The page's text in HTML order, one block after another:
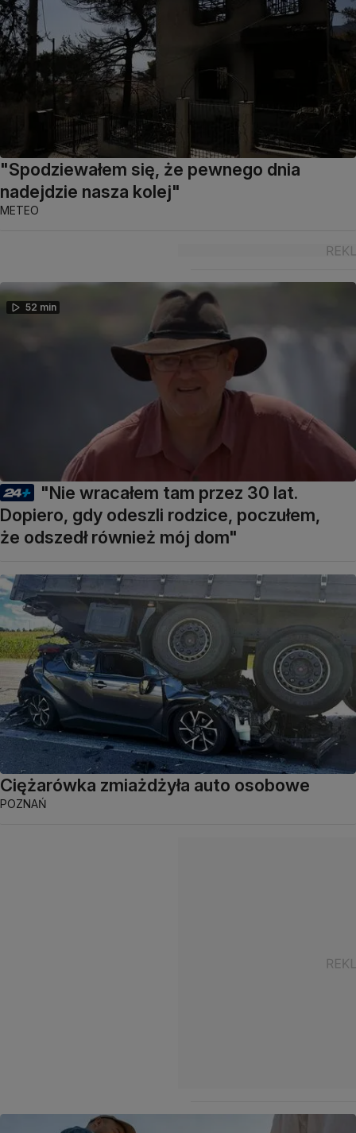
"Spodziewałem się, że pewnego dnia
nadejdzie nasza kolej"
METEO
52 min
"Nie wracałem tam przez 30 lat.
Dopiero, gdy odeszli rodzice, poczułem,
że odszedł również mój dom"
Ciężarówka zmiażdżyła auto osobowe
POZNAŃ